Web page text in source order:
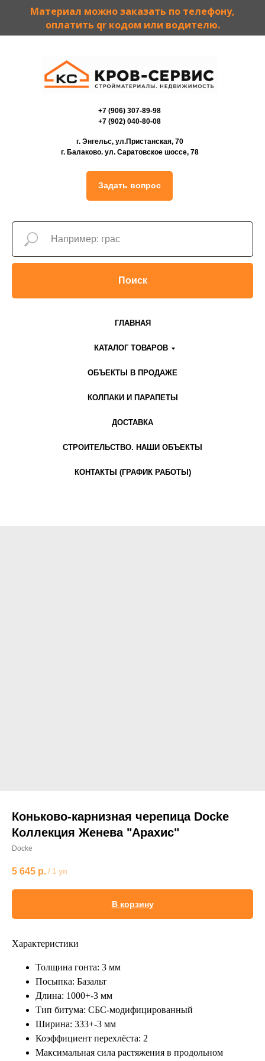
Материал можно заказать по телефону,
оплатить qr кодом или водителю.
+7 (906) 307-89-98
+7 (902) 040-80-08
г. Энгельс, ул.Пристанская, 70
г. Балаково. ул. Саратовское шоссе, 78
Задать вопрос
Поиск
ГЛАВНАЯ
КАТАЛОГ ТОВАРОВ
ОБЪЕКТЫ В ПРОДАЖЕ
КОЛПАКИ И ПАРАПЕТЫ
ДОСТАВКА
СТРОИТЕЛЬСТВО. НАШИ ОБЪЕКТЫ
КОНТАКТЫ (ГРАФИК РАБОТЫ)
Коньково-карнизная черепица Docke
Коллекция Женева "Арахис"
Docke
5 645 р. / 1 уп
В корзину
Характеристики
Толщина гонта: 3 мм
Посыпка: Базальт
Длина: 1000+-3 мм
Тип битума: СБС-модифицированный
Ширина: 333+-3 мм
Коэффициент перехлёста: 2
Максимальная сила растяжения в продольном